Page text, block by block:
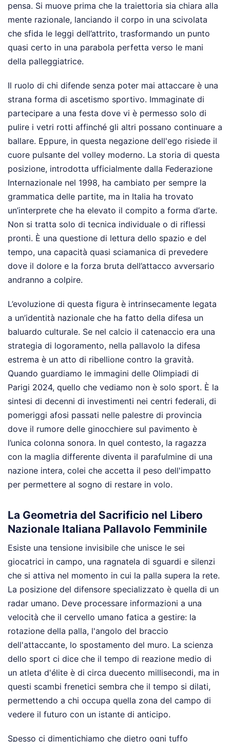
pensa. Si muove prima che la traiettoria sia chiara alla
mente razionale, lanciando il corpo in una scivolata
che sfida le leggi dell’attrito, trasformando un punto
quasi certo in una parabola perfetta verso le mani
della palleggiatrice.
Il ruolo di chi difende senza poter mai attaccare è una
strana forma di ascetismo sportivo. Immaginate di
partecipare a una festa dove vi è permesso solo di
pulire i vetri rotti affinché gli altri possano continuare a
ballare. Eppure, in questa negazione dell'ego risiede il
cuore pulsante del volley moderno. La storia di questa
posizione, introdotta ufficialmente dalla Federazione
Internazionale nel 1998, ha cambiato per sempre la
grammatica delle partite, ma in Italia ha trovato
un’interprete che ha elevato il compito a forma d’arte.
Non si tratta solo di tecnica individuale o di riflessi
pronti. È una questione di lettura dello spazio e del
tempo, una capacità quasi sciamanica di prevedere
dove il dolore e la forza bruta dell’attacco avversario
andranno a colpire.
L’evoluzione di questa figura è intrinsecamente legata
a un’identità nazionale che ha fatto della difesa un
baluardo culturale. Se nel calcio il catenaccio era una
strategia di logoramento, nella pallavolo la difesa
estrema è un atto di ribellione contro la gravità.
Quando guardiamo le immagini delle Olimpiadi di
Parigi 2024, quello che vediamo non è solo sport. È la
sintesi di decenni di investimenti nei centri federali, di
pomeriggi afosi passati nelle palestre di provincia
dove il rumore delle ginocchiere sul pavimento è
l’unica colonna sonora. In quel contesto, la ragazza
con la maglia differente diventa il parafulmine di una
nazione intera, colei che accetta il peso dell'impatto
per permettere al sogno di restare in volo.
La Geometria del Sacrificio nel Libero
Nazionale Italiana Pallavolo Femminile
Esiste una tensione invisibile che unisce le sei
giocatrici in campo, una ragnatela di sguardi e silenzi
che si attiva nel momento in cui la palla supera la rete.
La posizione del difensore specializzato è quella di un
radar umano. Deve processare informazioni a una
velocità che il cervello umano fatica a gestire: la
rotazione della palla, l'angolo del braccio
dell'attaccante, lo spostamento del muro. La scienza
dello sport ci dice che il tempo di reazione medio di
un atleta d'élite è di circa duecento millisecondi, ma in
questi scambi frenetici sembra che il tempo si dilati,
permettendo a chi occupa quella zona del campo di
vedere il futuro con un istante di anticipo.
Spesso ci dimentichiamo che dietro ogni tuffo